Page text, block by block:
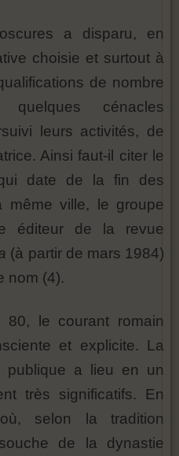
a disparu, en
choisie et surtout à
de nombre
cénacles
leurs activités, de
Ainsi faut-il citer le
date de la fin des
ville, le groupe
éditeur de la revue
(à partir de mars 1984)
nom (4).
le courant romain
et explicite. La
publique a lieu en un
très significatifs. En
selon la tradition
de la dynastie